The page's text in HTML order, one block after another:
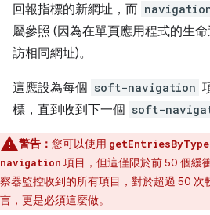
回報指標的新網址，而
屬參照 (因為在單頁應用程式的生
訪相同網址)。
這應設為每個 soft-navigation
標，直到收到下一個 soft-
警告： 您可以使用 getEntriesByType
navigation 項目，但這僅限於前 50 個緩
察器監控收到的所有項目，對於超過 50 次
言，更是必須這麼做。